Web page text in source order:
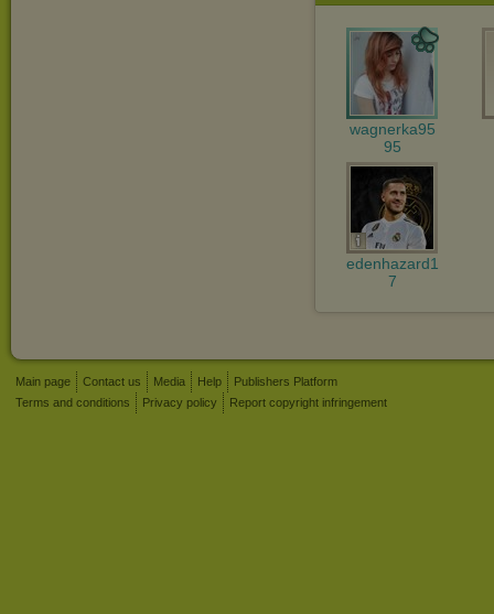
wagnerka95
95
edenhazard1
7
Main page Contact us Media Help
Publishers Platform
Terms and conditions
Privacy policy Report copyright infringement